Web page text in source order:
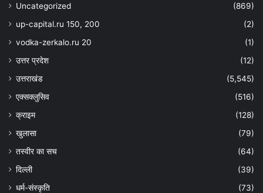
Uncategorized
(869)
up-capital.ru 150, 200
(2)
vodka-zerkalo.ru 20
(1)
उत्तर प्रदेश
(12)
उत्तराखंड
(5,545)
एक्सक्लुसिव
(516)
क्राइम
(128)
खुलासा
(79)
तस्वीर का सच
(64)
दिल्ली
(39)
धर्म-संस्कृति
(73)